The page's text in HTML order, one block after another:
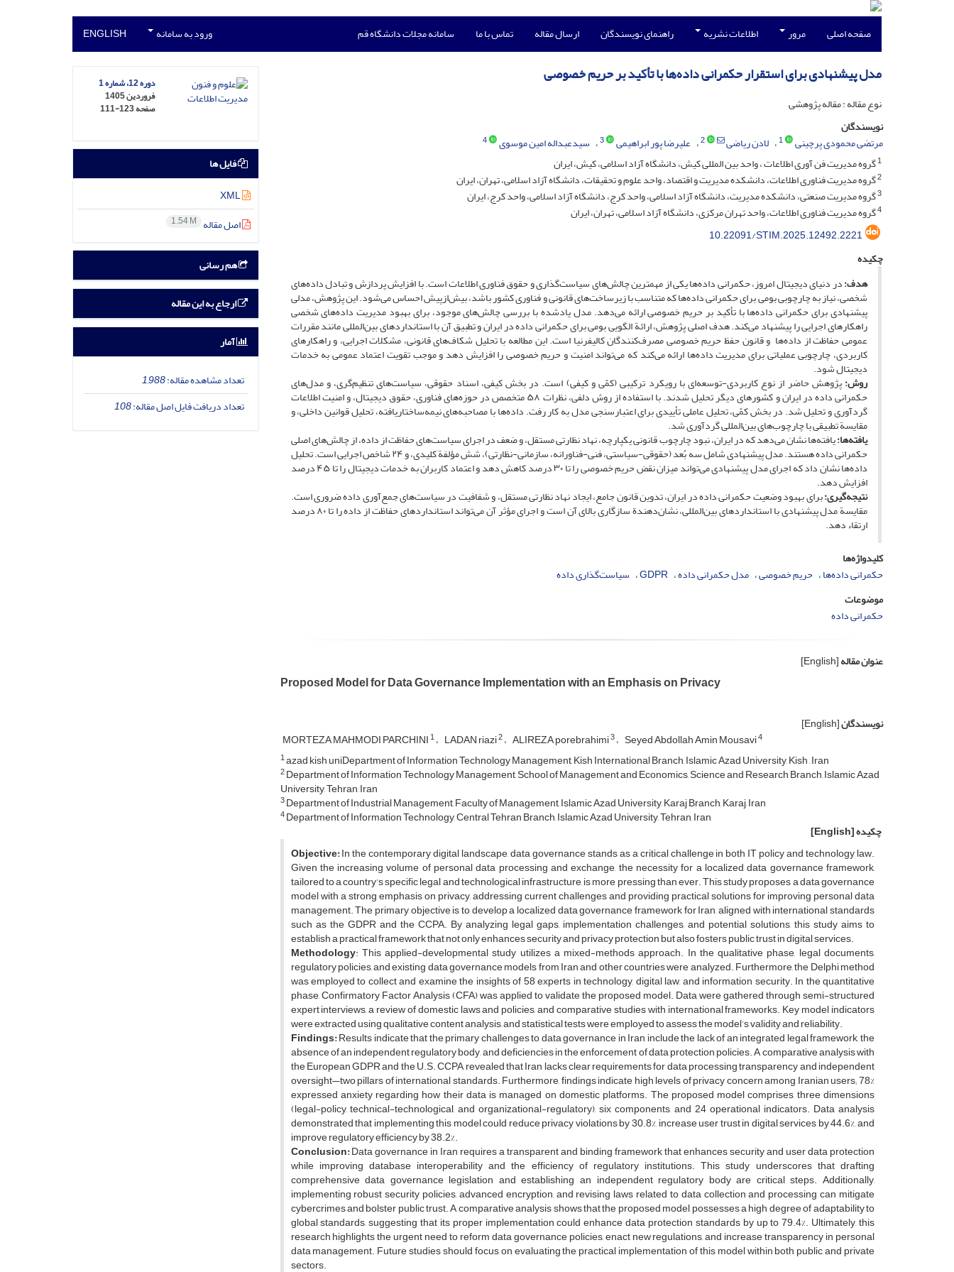
صفحه اصلی مرور اطلاعات نشریه راهنمای نویسندگان ارسال مقاله تماس با ما سامانه مجلات دانشگاه قم ورود به سامانه ENGLISH
مدل پیشنهادی برای استقرار حکمرانی داده‌ها با تأکید بر حریم خصوصی
نوع مقاله : مقاله پژوهشی
نویسندگان
مرتضی محمودی پرچینی
1 لادن ریاضی 2 علیرضا پور ابراهیمی 3 سیدعبداله امین موسوی
4
1گروه مدیریت فن آوری اطلاعات ، واحد بین المللی کیش، دانشگاه آزاد اسلامی، کیش، ایران
2گروه مدیریت فناوری اطلاعات، دانشکده مدیریت و اقتصاد، واحد علوم و تحقیقات، دانشگاه آزاد اسلامی، تهران، ایران
3گروه مدیریت صنعتی، دانشکده مدیریت، دانشگاه آزاد اسلامی، واحد کرج، دانشگاه آزاد اسلامی، واحد کرج، ایران
4گروه مدیریت فناوری اطلاعات، واحد تهران مرکزی، دانشگاه آزاد اسلامی، تهران، ایران
10.22091/STIM.2025.12492.2221
چکیده
هدف:در دنیای دیجیتال امروز، حکمرانی داده‌ها یکی از مهمترین چالش‌های سیاست‌گذاری و حقوق فناوری اطلاعات است. با افزایش پردازش و تبادل داده‌های
شخصی، نیاز به چارچوبی بومی برای حکمرانی داده‌ها که متناسب با زیرساخت‌های قانونی و فناوری کشور باشد، بیش‌ازپیش احساس می‌شود. این پژوهش، مدلی
پیشنهادی برای حکمرانی داده‌ها با تأکید بر حریم خصوصی ارائه می‌دهد. مدل یادشده با بررسی چالش‌های موجود، برای بهبود مدیریت داده‌های شخصی
راهکارهای اجرایی را پیشنهاد می‌کند. هدف اصلی پژوهش، ارائة الگویی بومی برای حکمرانی داده در ایران و تطبیق آن با استانداردهای بین‌المللی مانند مقررات
عمومی حفاظت از داده‌ها و قانون حفظ حریم خصوصی مصرف‌کنندگان کالیفرنیا است. این مطالعه با تحلیل شکاف‌های قانونی، مشکلات اجرایی، و راهکارهای
کاربردی، چارچوبی عملیاتی برای مدیریت داده‌ها ارائه می‌کند که می‌تواند امنیت و حریم خصوصی را افزایش دهد و موجب تقویت اعتماد عمومی به خدمات
دیجیتال شود.
روش:پژوهش حاضر از نوع کاربردی-توسعه‌ای با رویکرد ترکیبی (کمّی و کیفی) است. در بخش کیفی، اسناد حقوقی، سیاست‌های تنظیم‌گری، و مدل‌های
حکمرانی داده در ایران و کشورهای دیگر تحلیل شدند. با استفاده از روش دلفی، نظرات ۵۸ متخصص در حوزه‌های فناوری، حقوق دیجیتال، و امنیت اطلاعات
گردآوری و تحلیل شد. در بخش کمّی، تحلیل عاملی تأییدی برای اعتبارسنجی مدل به کار رفت. داده‌ها با مصاحبه‌های نیمه‌ساختاریافته، تحلیل قوانین داخلی، و
مقایسة تطبیقی با چارچوب‌های بین‌المللی گردآوری شد.
یافته‌ها:یافته‌ها نشان می‌دهد که در ایران، نبود چارچوب قانونی یکپارچه، نهاد نظارتی مستقل، و ضعف در اجرای سیاست‌های حفاظت از داده، از چالش‌های اصلی
حکمرانی داده هستند. مدل پیشنهادی شامل سه بُعد (حقوقی-سیاستی، فنی-فناورانه، سازمانی-نظارتی)، شش مؤلفة کلیدی، و ۲۴ شاخص اجرایی است. تحلیل
داده‌ها نشان داد که اجرای مدل پیشنهادی می‌تواند میزان نقض حریم خصوصی را تا ۳۰ درصد کاهش دهد و اعتماد کاربران به خدمات دیجیتال را تا ۴۵ درصد
افزایش دهد.
نتیجه‌گیری:برای بهبود وضعیت حکمرانی داده در ایران، تدوین قانون جامع، ایجاد نهاد نظارتی مستقل، و شفافیت در سیاست‌های جمع‌آوری داده ضروری است.
مقایسة مدل پیشنهادی با استانداردهای بین‌المللی، نشان‌دهندة سازگاری بالای آن است و اجرای مؤثر آن می‌تواند استانداردهای حفاظت از داده را تا ۸۰ درصد
ارتقاء دهد.
کلیدواژه‌ها
حکمرانی داده‌ها حریم خصوصی مدل حکمرانی داده GDPR سیاست‌گذاری داده
موضوعات
حکمرانی داده
عنوان مقاله[English]
Proposed Model for Data Governance Implementation with an Emphasis on Privacy
نویسندگان[English]
MORTEZA MAHMODI PARCHINI1 LADAN riazi2 ALIREZA porebrahimi3 Seyed Abdollah Amin Mousavi4
1azad kish uniDepartment of Information Technology Management, Kish International Branch, Islamic Azad University, Kish , Iran
2Department of Information Technology Management, School of Management and Economics, Science and Research Branch, Islamic Azad
University, Tehran, Iran
3Department of Industrial Management, Faculty of Management, Islamic Azad University, Karaj Branch, Karaj, Iran
4Department of Information Technology, Central Tehran Branch, Islamic Azad University, Tehran, Iran
چکیده[English]
Objective:In the contemporary digital landscape, data governance stands as a critical challenge in both IT policy and technology law.
Given the increasing volume of personal data processing and exchange, the necessity for a localized data governance framework,
tailored to a country’s specific legal and technological infrastructure, is more pressing than ever. This study proposes a data governance
model with a strong emphasis on privacy, addressing current challenges and providing practical solutions for improving personal data
management. The primary objective is to develop a localized data governance framework for Iran, aligned with international standards
such as the GDPR and the CCPA. By analyzing legal gaps, implementation challenges, and potential solutions, this study aims to
establish a practical framework that not only enhances security and privacy protection but also fosters public trust in digital services.
Methodology: This applied-developmental study utilizes a mixed-methods approach. In the qualitative phase, legal documents,
regulatory policies, and existing data governance models from Iran and other countries were analyzed. Furthermore, the Delphi method
was employed to collect and examine the insights of 58 experts in technology, digital law, and information security. In the quantitative
phase, Confirmatory Factor Analysis (CFA) was applied to validate the proposed model. Data were gathered through semi-structured
expert interviews, a review of domestic laws and policies, and comparative studies with international frameworks. Key model indicators
were extracted using qualitative content analysis, and statistical tests were employed to assess the model’s validity and reliability.
Findings:Results indicate that the primary challenges to data governance in Iran include the lack of an integrated legal framework, the
absence of an independent regulatory body, and deficiencies in the enforcement of data protection policies. A comparative analysis with
the European GDPR and the U.S. CCPA revealed that Iran lacks clear requirements for data processing transparency and independent
oversight—two pillars of international standards. Furthermore, findings indicate high levels of privacy concern among Iranian users; 78%
expressed anxiety regarding how their data is managed on domestic platforms. The proposed model comprises three dimensions
(legal-policy, technical-technological, and organizational-regulatory), six components, and 24 operational indicators. Data analysis
demonstrated that implementing this model could reduce privacy violations by 30.8%, increase user trust in digital services by 44.6%, and
improve regulatory efficiency by 38.2%.
Conclusion:Data governance in Iran requires a transparent and binding framework that enhances security and user data protection
while improving database interoperability and the efficiency of regulatory institutions. This study underscores that drafting
comprehensive data governance legislation and establishing an independent regulatory body are critical steps. Additionally,
implementing robust security policies, advanced encryption, and revising laws related to data collection and processing can mitigate
cybercrimes and bolster public trust. A comparative analysis shows that the proposed model possesses a high degree of adaptability to
global standards, suggesting that its proper implementation could enhance data protection standards by up to 79.4%. Ultimately, this
research highlights the urgent need to reform data governance policies, enact new regulations, and increase transparency in personal
data management. Future studies should focus on evaluating the practical implementation of this model within both public and private
sectors.
دوره 12، شماره 1
فروردین 1405
صفحه111-123
فایل ها
XML
اصل مقاله 1.54 M
هم رسانی
ارجاع به این مقاله
آمار
تعداد مشاهده مقاله:1,988
تعداد دریافت فایل اصل مقاله:108